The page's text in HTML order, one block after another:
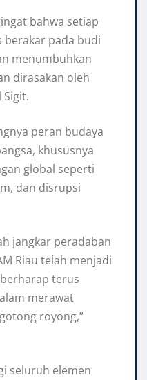
bahwa setiap
berakar pada budi
menumbuhkan
dirasakan oleh
Sigit.
peran budaya
khususnya
global seperti
dan disrupsi
jangkar peradaban
Riau telah menjadi
terus
merawat
royong,”
seluruh elemen